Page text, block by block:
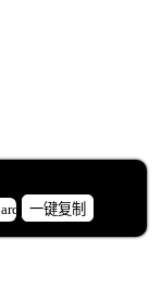
一键复制